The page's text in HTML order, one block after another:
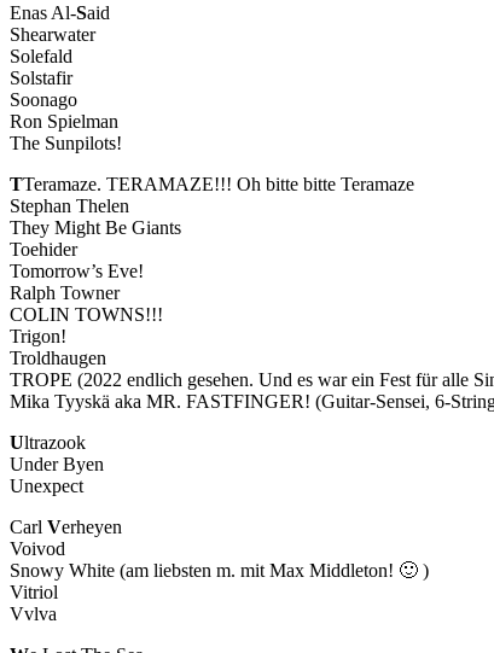
Enas Al-Said
Shearwater
Solefald
Solstafir
Soonago
Ron Spielman
The Sunpilots!
TTeramaze. TERAMAZE!!! Oh bitte bitte Teramaze
Stephan Thelen
They Might Be Giants
Toehider
Tomorrow’s Eve!
Ralph Towner
COLIN TOWNS!!!
Trigon!
Troldhaugen
TROPE (2022 endlich gesehen. Und es war ein Fest für alle
Mika Tyyskä aka MR. FASTFINGER! (Guitar-Sensei, 6-
Ultrazook
Under Byen
Unexpect
Carl Verheyen
Voivod
Snowy White (am liebsten m. mit Max Middleton! 🙂 )
Vitriol
Vvlva